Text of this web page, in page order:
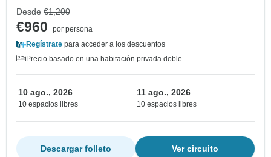
Desde €1,200
€960
por persona
Regístrate para acceder a los descuentos
Precio basado en una habitación privada doble
10 ago., 2026
10 espacios libres
11 ago., 2026
10 espacios libres
Ver circuito
Descargar folleto